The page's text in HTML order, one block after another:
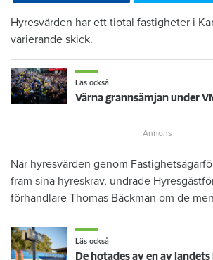
Hyresvärden har ett tiotal fastigheter i
varierande skick.
Läs också
När hyresvärden genom
fram sina hyreskrav, undrade
förhandlare Thomas Bäckman om de
Läs också